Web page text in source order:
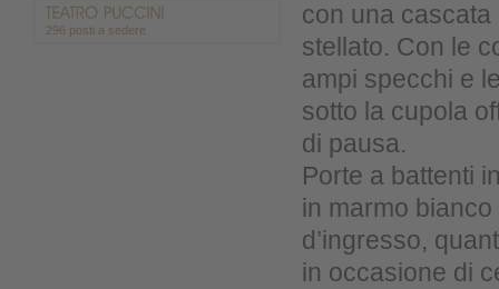
296 posti a sedere
con una
stellato. Con le
ampi specchi e
sotto la cupola
di pausa.
Porte a battenti
in marmo
d’ingresso,
in occasione di